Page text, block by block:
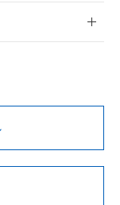
以下を必ずお読
式承認
ンス
KR型式
（韓国